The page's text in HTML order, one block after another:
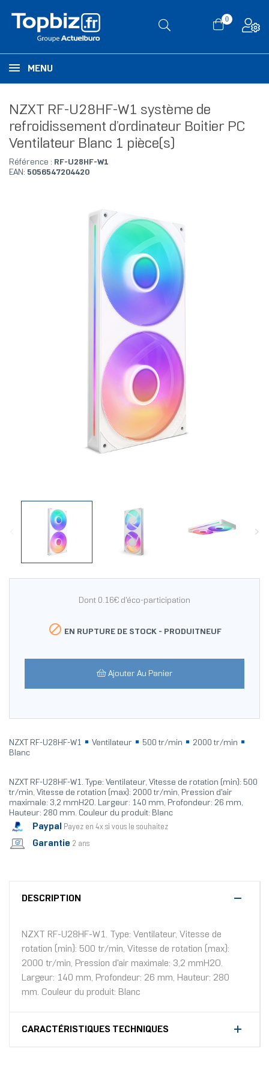
0
MENU
NZXT RF-U28HF-W1 système de
refroidissement d’ordinateur Boitier PC
Ventilateur Blanc 1 pièce(s)
Référence : RF-U28HF-W1
EAN: 5056547204420
Dont 0.16€ d'éco-participation
 EN RUPTURE DE STOCK - PRODUITNEUF
Ajouter Au Panier
NZXT RF-U28HF-W1 Ventilateur 500 tr/min
2000 tr/min
Blanc
NZXT RF-U28HF-W1. Type: Ventilateur, Vitesse de rotation (min): 500
tr/min, Vitesse de rotation (max): 2000 tr/min, Pression d'air
maximale: 3,2 mmH2O. Largeur: 140 mm, Profondeur: 26 mm,
Hauteur: 280 mm. Couleur du produit: Blanc
Paypal Payez en 4x si vous le souhaitez
Garantie 2 ans
DESCRIPTION
NZXT RF-U28HF-W1. Type: Ventilateur, Vitesse de
rotation (min): 500 tr/min, Vitesse de rotation (max):
2000 tr/min, Pression d'air maximale: 3,2 mmH2O.
Largeur: 140 mm, Profondeur: 26 mm, Hauteur: 280
mm. Couleur du produit: Blanc
CARACTÉRISTIQUES TECHNIQUES